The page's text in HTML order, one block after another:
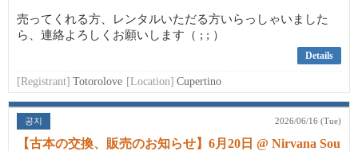
売ってくれる方、レンタルいただる方いらっしゃいました
ら、連絡よろしくお願いします（ ; ; ）
Details
[Registrant] Totorolove [Location] Cupertino
공지 2026/06/16 (Tue)
【古本の交換、販売のお知らせ】6月20日 @ Nirvana Sou